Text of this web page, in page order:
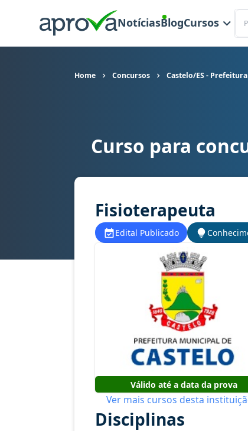
NotíciasBlogCursos
Home Concursos Castelo/ES -
Curso para concurso Castelo/ES -
Curso para
Fisioterapeuta
Edital Publicado
Válido até a data da prova
Ver mais cursos desta
Disciplinas